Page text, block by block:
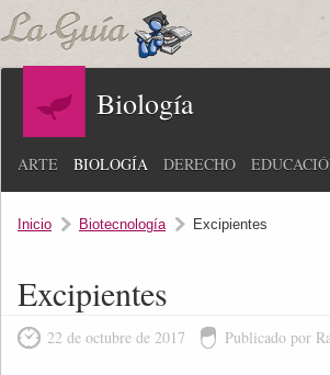
Biología
ARTE BIOLOGÍA DERECHO
Inicio Biotecnología Excipientes
Excipientes
22 de octubre de 2017 Publicado por